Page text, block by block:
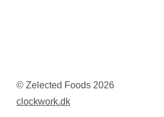
© Zelected Foods 2026
clockwork.dk